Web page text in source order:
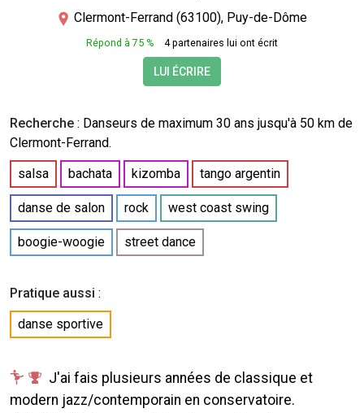
Clermont-Ferrand (63100), Puy-de-Dôme
Répond à 75 % 4 partenaires lui ont écrit
LUI ÉCRIRE
Recherche : Danseurs de maximum 30 ans jusqu'à 50 km de
Clermont-Ferrand.
salsa
bachata kizomba tango argentin
danse de salon rock west coast swing
boogie-woogie street dance
Pratique aussi :
danse sportive
J'ai fais plusieurs années de classique et
modern jazz/contemporain en conservatoire.